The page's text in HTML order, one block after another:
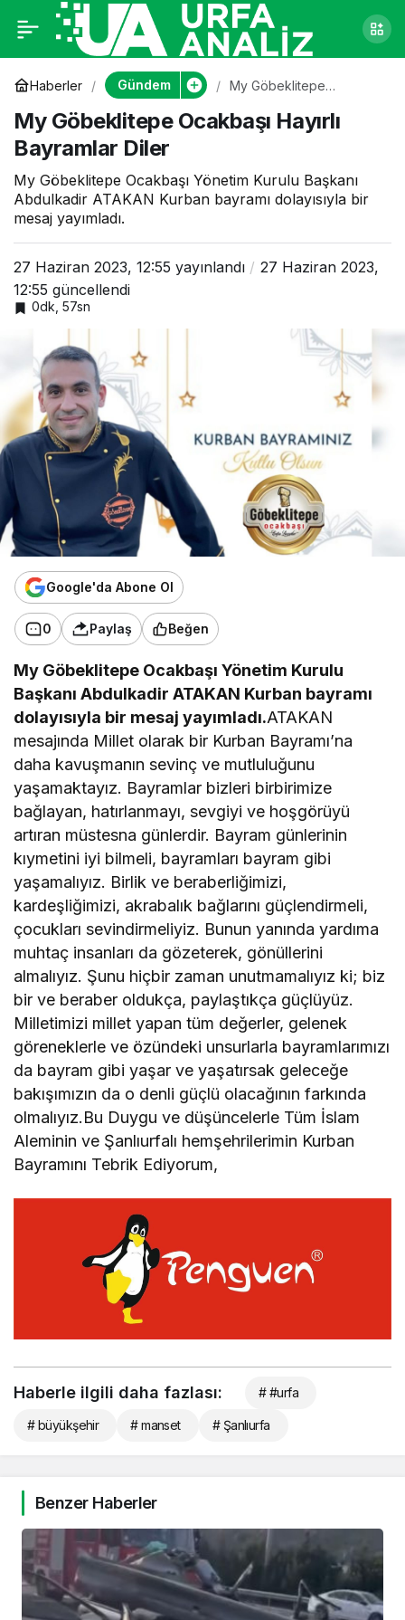
Haberler Gündem
My Göbeklitepe
Bayramlar Diler
My Göbeklitepe Ocakbaşı Hayırlı
Bayramlar Diler
My Göbeklitepe Ocakbaşı Yönetim Kurulu Başkanı
Abdulkadir ATAKAN Kurban bayramı dolayısıyla bir
mesaj yayımladı.
27 Haziran 2023, 12:55 yayınlandı
27 Haziran 2023,
12:55 güncellendi
0dk, 57sn
Google'da Abone Ol
0 Paylaş Beğen
My Göbeklitepe Ocakbaşı Yönetim Kurulu
Başkanı Abdulkadir ATAKAN Kurban bayramı
dolayısıyla bir mesaj yayımladı.ATAKAN
mesajında Millet olarak bir Kurban Bayramı’na
daha kavuşmanın sevinç ve mutluluğunu
yaşamaktayız. Bayramlar bizleri birbirimize
bağlayan, hatırlanmayı, sevgiyi ve hoşgörüyü
artıran müstesna günlerdir. Bayram günlerinin
kıymetini iyi bilmeli, bayramları bayram gibi
yaşamalıyız. Birlik ve beraberliğimizi,
kardeşliğimizi, akrabalık bağlarını güçlendirmeli,
çocukları sevindirmeliyiz. Bunun yanında yardıma
muhtaç insanları da gözeterek, gönüllerini
almalıyız. Şunu hiçbir zaman unutmamalıyız ki; biz
bir ve beraber oldukça, paylaştıkça güçlüyüz.
Milletimizi millet yapan tüm değerler, gelenek
göreneklerle ve özündeki unsurlarla bayramlarımızı
da bayram gibi yaşar ve yaşatırsak geleceğe
bakışımızın da o denli güçlü olacağının farkında
olmalıyız.Bu Duygu ve düşüncelerle Tüm İslam
Aleminin ve Şanlıurfalı hemşehrilerimin Kurban
Bayramını Tebrik Ediyorum,
My Göbeklitepe
Ocakbaşı Hayırlı
Bayramlar Diler
0
Haberle ilgili daha fazlası: # #urfa
# büyükşehir # manset # Şanlıurfa
Benzer Haberler